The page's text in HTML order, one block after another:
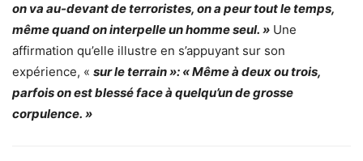
on va au-devant de terroristes, on a peur tout le temps,
même quand on interpelle un homme seul. » Une
affirmation qu’elle illustre en s’appuyant sur son
expérience, « sur le terrain »: « Même à deux ou trois,
parfois on est blessé face à quelqu’un de grosse
corpulence. »